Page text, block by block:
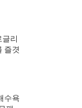
리
즐겻
수욕